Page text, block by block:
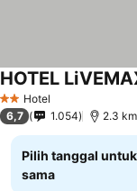
2 Bintang
Hotel
HOTEL
6,7 1.054 2.3
Pilih tanggal
sama